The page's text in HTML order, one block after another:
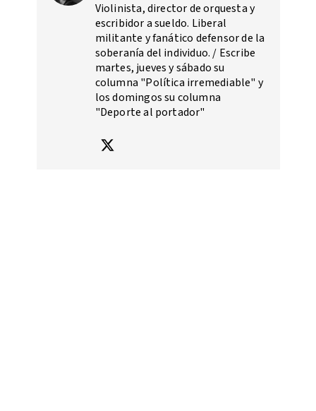
Violinista, director de orquesta y
escribidor a sueldo. Liberal
militante y fanático defensor de la
soberanía del individuo. / Escribe
martes, jueves y sábado su
columna "Política irremediable" y
los domingos su columna
"Deporte al portador"